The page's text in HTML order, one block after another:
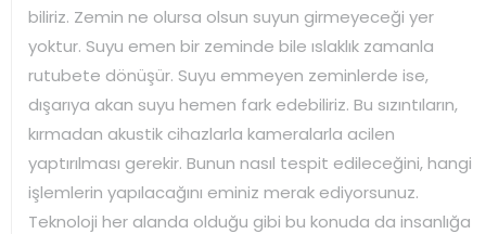
biliriz. Zemin ne olursa olsun suyun girmeyeceği yer
yoktur. Suyu emen bir zeminde bile ıslaklık zamanla
rutubete dönüşür. Suyu emmeyen zeminlerde ise,
dışarıya akan suyu hemen fark edebiliriz. Bu sızıntıların,
kırmadan akustik cihazlarla kameralarla acilen
yaptırılması gerekir. Bunun nasıl tespit edileceğini, hangi
işlemlerin yapılacağını eminiz merak ediyorsunuz.
Teknoloji her alanda olduğu gibi bu konuda da insanlığa